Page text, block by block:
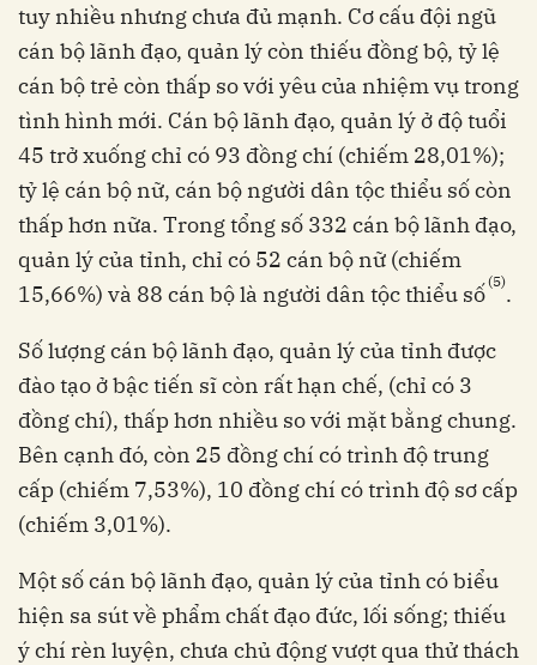
tuy nhiều nhưng chưa đủ mạnh. Cơ cấu đội ngũ
cán bộ lãnh đạo, quản lý còn thiếu đồng bộ, tỷ lệ
cán bộ trẻ còn thấp so với yêu của nhiệm vụ trong
tình hình mới. Cán bộ lãnh đạo, quản lý ở độ tuổi
45 trở xuống chỉ có 93 đồng chí (chiếm 28,01%);
tỷ lệ cán bộ nữ, cán bộ người dân tộc thiểu số còn
thấp hơn nữa. Trong tổng số 332 cán bộ lãnh đạo,
quản lý của tỉnh, chỉ có 52 cán bộ nữ (chiếm
15,66%) và 88 cán bộ là người dân tộc thiểu số(5).
Số lượng cán bộ lãnh đạo, quản lý của tỉnh được
đào tạo ở bậc tiến sĩ còn rất hạn chế, (chỉ có 3
đồng chí), thấp hơn nhiều so với mặt bằng chung.
Bên cạnh đó, còn 25 đồng chí có trình độ trung
cấp (chiếm 7,53%), 10 đồng chí có trình độ sơ cấp
(chiếm 3,01%).
Một số cán bộ lãnh đạo, quản lý của tỉnh có biểu
hiện sa sút về phẩm chất đạo đức, lối sống; thiếu
ý chí rèn luyện, chưa chủ động vượt qua thử thách